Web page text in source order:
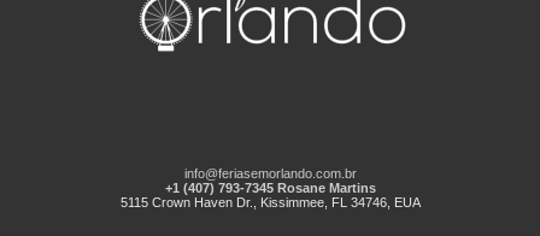
info@feriasemorlando.com.br
+1 (407) 793-7345 Rosane Martins
5115 Crown Haven Dr., Kissimmee, FL 34746, EUA